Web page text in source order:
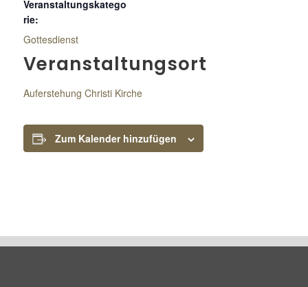
Veranstaltungskatego
rie:
Gottesdienst
Veranstaltungsort
Auferstehung Christi Kirche
Zum Kalender hinzufügen